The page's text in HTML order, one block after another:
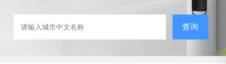
查询